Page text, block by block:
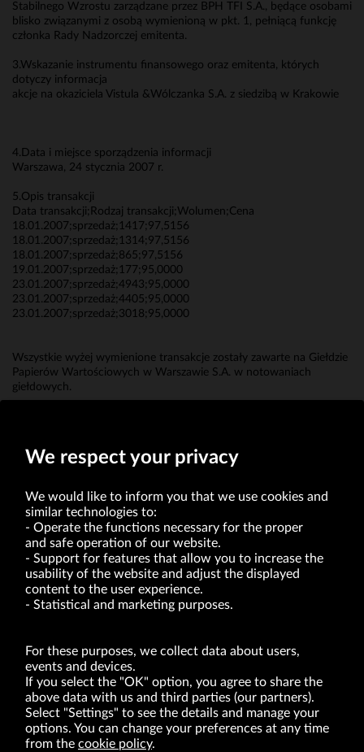
Stabilnego Wzrostu zarządzane przez BPH TFI S.A., będące osobami
blisko związanymi z osobą wymienioną w pkt. 1, pełniącą funkcję
członka Rady Nadzorczej emitenta.
3.Wskazanie instrumentu finansowego oraz emitenta, których
dotyczy informacja
akcje na okaziciela Vistula &Wólczanka S.A. z siedzibą w Krakowie
4.Data i miejsce sporządzenia informacji
Warszawa, 24 stycznia 2007 r.
5.Opis transakcji
Data transakcji;Rodzaj transakcji;Wolumen;Cena
18.01.2007;sprzedaż;1417;97,5156
18.01.2007;sprzedaż;1314;97,5156
18.01.2007;sprzedaż;865;97,5156
19.01.2007;sprzedaż;177;95,0000
23.01.2007;sprzedaż;4943;95,0000
23.01.2007;sprzedaż;4405;95,0000
23.01.2007;sprzedaż;3018;95,0000
Wszystkie wyżej wymienione transakcje zostały zawarte na Giełdzie
Papierów Wartościowych w Warszawie S.A. w notowaniach
giełdowych.
VRG S.A. | 10 Pilotów Street | 31-462 Kraków
Tax Identification Number: 675-000-03-61
District Court for Kraków-Śródmieście in Kraków
XI Economic Department of the National Court Register number 0000047082
of act of 8.03.2013 on combating excessive late payment in commercial transactions
(Journal of Laws of 2019, item 118 as amended).
BRANDS
We respect your privacy
We would like to inform you that we use cookies and
similar technologies to:
Operate the functions necessary for the proper
and safe operation of our website.
Support for features that allow you to increase the
usability of the website and adjust the displayed
content to the user experience.
Statistical and marketing purposes.
For these purposes, we collect data about users,
events and devices.
If you select the "OK" option, you agree to share the
above data with us and third parties (our partners).
Select "Settings" to see the details and manage your
options. You can change your preferences at any time
from the cookie policy.